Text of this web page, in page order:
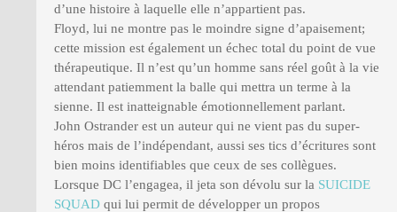
d’une histoire à laquelle elle n’appartient pas.
Floyd, lui ne montre pas le moindre signe d’apaisement;
cette mission est également un échec total du point de vue
thérapeutique. Il n’est qu’un homme sans réel goût à la vie
attendant patiemment la balle qui mettra un terme à la
sienne. Il est inatteignable émotionnellement parlant.
John Ostrander est un auteur qui ne vient pas du super-
héros mais de l’indépendant, aussi ses tics d’écritures sont
bien moins identifiables que ceux de ses collègues.
Lorsque DC l’engagea, il jeta son dévolu sur la SUICIDE
SQUAD qui lui permit de développer un propos